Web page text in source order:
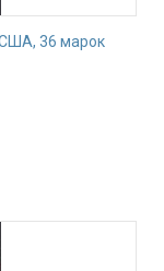
36 марок